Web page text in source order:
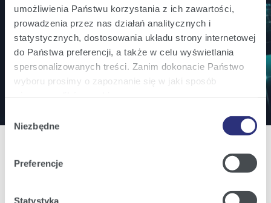
umożliwienia Państwu korzystania z ich zawartości,
prowadzenia przez nas działań analitycznych i
statystycznych, dostosowania układu strony internetowej
do Państwa preferencji, a także w celu wyświetlania
spersonalizowanych treści. Zanim dokonacie Państwo
wyboru prosimy o zapoznanie się w jaki sposób
Szczegółowe informacje na ten temat znajdziecie
Polityce
zgodę na umieszczenie wszystkich rodzajów plików
zgody
Niezbędne
Preferencje
Statystyka
Zamów powiadomienia mailowe o wszystkich
istotnych informacjach ważnych dla inwestorów.
Zapisz się